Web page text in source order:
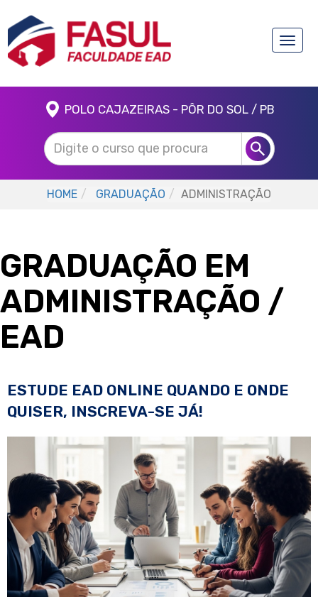
Toggle
POLO CAJAZEIRAS - PÔR DO SOL / PB
HOME GRADUAÇÃO ADMINISTRAÇÃO
GRADUAÇÃO EM
ADMINISTRAÇÃO /
EAD
ESTUDE EAD ONLINE QUANDO E ONDE
QUISER, INSCREVA-SE JÁ!